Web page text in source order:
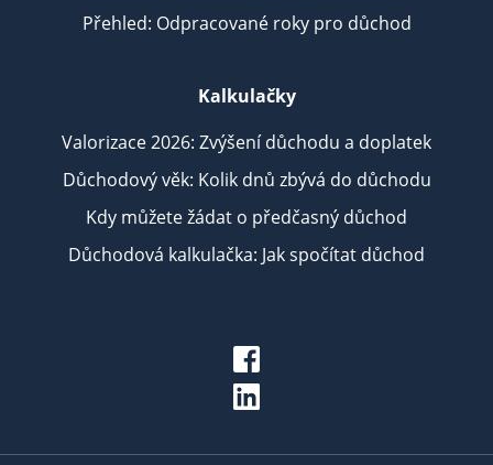
Přehled: Odpracované roky pro důchod
Kalkulačky
Valorizace 2026: Zvýšení důchodu a doplatek
Důchodový věk: Kolik dnů zbývá do důchodu
Kdy můžete žádat o předčasný důchod
Důchodová kalkulačka: Jak spočítat důchod